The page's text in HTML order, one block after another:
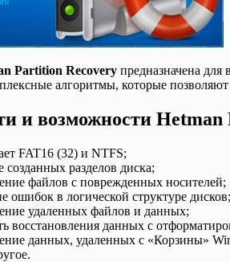
Partition Recovery предназначена
алгоритмы, которые
и возможности
FAT16 (32) и NTFS;
созданных разделов диска;
файлов с поврежденных носителей;
ошибок в логической структуре дисков;
удаленных файлов и данных;
восстановления данных с
данных, удаленных с «Корзины»